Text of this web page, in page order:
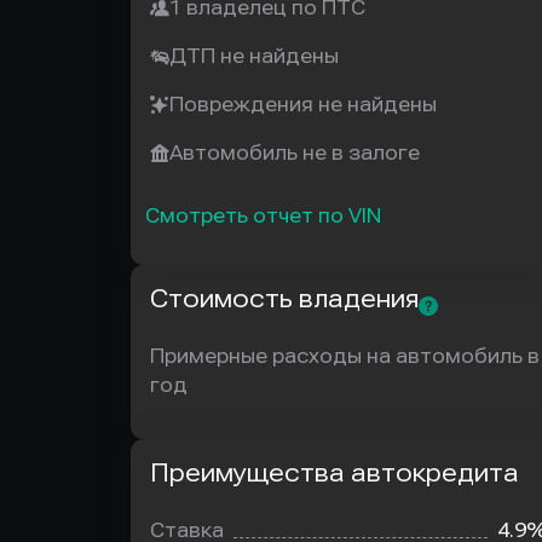
1 владелец по ПТС
ДТП не найдены
Повреждения не найдены
Автомобиль не в залоге
Смотреть отчет по VIN
Стоимость владения
Примерные расходы на автомобиль в
год
Преимущества автокредита
Ставка